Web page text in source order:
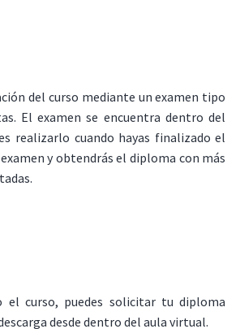
del curso mediante un examen tipo
El examen se encuentra dentro del
realizarlo cuando hayas finalizado el
y obtendrás el diploma con más
el curso, puedes solicitar tu diploma
desde dentro del aula virtual.